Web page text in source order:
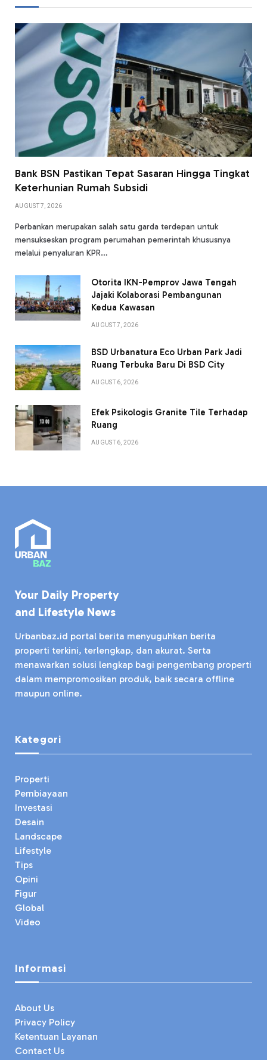
Bank BSN Pastikan Tepat Sasaran Hingga Tingkat
Keterhunian Rumah Subsidi
AUGUST 7, 2026
Perbankan merupakan salah satu garda terdepan untuk
mensukseskan program perumahan pemerintah khususnya
melalui penyaluran KPR…
Otorita IKN-Pemprov Jawa Tengah
Jajaki Kolaborasi Pembangunan
Kedua Kawasan
AUGUST 7, 2026
BSD Urbanatura Eco Urban Park Jadi
Ruang Terbuka Baru Di BSD City
AUGUST 6, 2026
Efek Psikologis Granite Tile Terhadap
Ruang
AUGUST 6, 2026
Your Daily Property
and Lifestyle News
Urbanbaz.id portal berita menyuguhkan berita
properti terkini, terlengkap, dan akurat. Serta
menawarkan solusi lengkap bagi pengembang properti
dalam mempromosikan produk, baik secara offline
maupun online.
Kategori
Properti
Pembiayaan
Investasi
Desain
Landscape
Lifestyle
Tips
Opini
Figur
Global
Video
Informasi
About Us
Privacy Policy
Ketentuan Layanan
Contact Us